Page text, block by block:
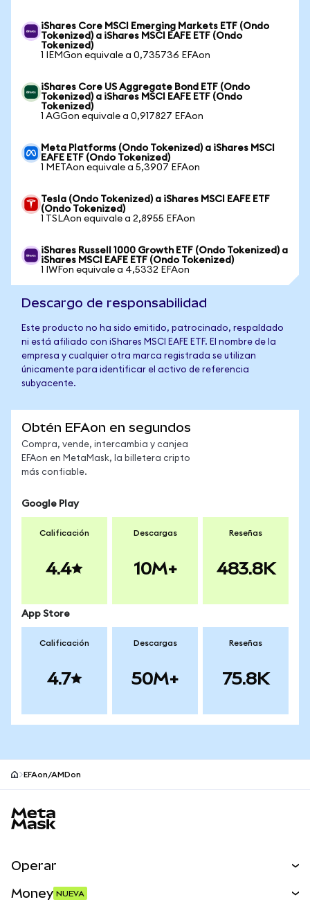
iShares Core MSCI Emerging Markets ETF (Ondo
Tokenized) a iShares MSCI EAFE ETF (Ondo
Tokenized)
1 IEMGon equivale a 0,735736 EFAon
iShares Core US Aggregate Bond ETF (Ondo
Tokenized) a iShares MSCI EAFE ETF (Ondo
Tokenized)
1 AGGon equivale a 0,917827 EFAon
Meta Platforms (Ondo Tokenized) a iShares MSCI
EAFE ETF (Ondo Tokenized)
1 METAon equivale a 5,3907 EFAon
Tesla (Ondo Tokenized) a iShares MSCI EAFE ETF
(Ondo Tokenized)
1 TSLAon equivale a 2,8955 EFAon
iShares Russell 1000 Growth ETF (Ondo Tokenized) a
iShares MSCI EAFE ETF (Ondo Tokenized)
1 IWFon equivale a 4,5332 EFAon
Descargo de responsabilidad
Este producto no ha sido emitido, patrocinado, respaldado
ni está afiliado con iShares MSCI EAFE ETF. El nombre de la
empresa y cualquier otra marca registrada se utilizan
únicamente para identificar el activo de referencia
subyacente.
Obtén EFAon en segundos
Compra, vende, intercambia y canjea
EFAon en MetaMask, la billetera cripto
más confiable.
Google Play
Calificación
4.4
Descargas
10M+
Reseñas
483.8K
App Store
Calificación
4.7
Descargas
50M+
Reseñas
75.8K
EFAon/AMDon
Operar
Money NUEVA